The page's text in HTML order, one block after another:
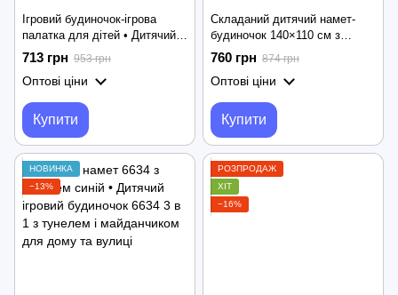
Ігровий будиночок-ігрова
палатка для дітей • Дитячий
ігровий будиночок-палатка
713 грн 953 грн
Оптові ціни
Купити
Складаний дитячий намет-
будиночок 140×110 см з
вікнами та шторками • Ігровий
текстильний будинок 140×110
см для дитини з каркасом і
760 грн 874 грн
Оптові ціни
Купити
НОВИНКА
−13%
РОЗПРОДАЖ
ХІТ
−16%